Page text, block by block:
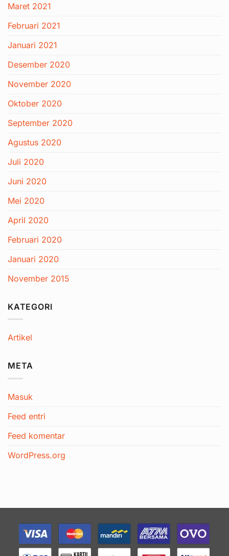
Maret 2021
Februari 2021
Januari 2021
Desember 2020
November 2020
Oktober 2020
September 2020
Agustus 2020
Juli 2020
Juni 2020
Mei 2020
April 2020
Februari 2020
Januari 2020
November 2015
KATEGORI
Artikel
META
Masuk
Feed entri
Feed komentar
WordPress.org